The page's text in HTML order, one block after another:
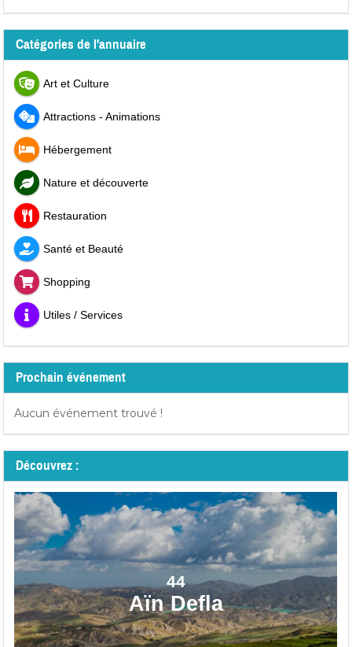
Catégories de l'annuaire
Art et Culture
Attractions - Animations
Hébergement
Nature et découverte
Restauration
Santé et Beauté
Shopping
Utiles / Services
Prochain événement
Aucun événement trouvé !
Découvrez :
44
Aïn Defla